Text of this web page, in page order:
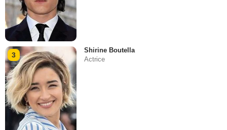
3
Shirine Boutella
Actrice